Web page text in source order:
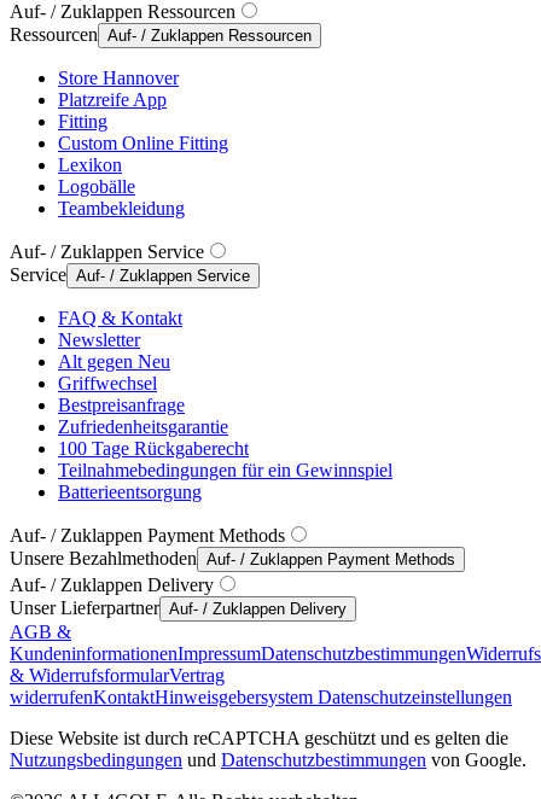
Auf- / Zuklappen Ressourcen
Ressourcen Auf- / Zuklappen Ressourcen
Store Hannover
Platzreife App
Fitting
Custom Online Fitting
Lexikon
Logobälle
Teambekleidung
Auf- / Zuklappen Service
Service Auf- / Zuklappen Service
FAQ & Kontakt
Newsletter
Alt gegen Neu
Griffwechsel
Bestpreisanfrage
Zufriedenheitsgarantie
100 Tage Rückgaberecht
Teilnahmebedingungen für ein Gewinnspiel
Batterieentsorgung
Auf- / Zuklappen Payment Methods
Unsere Bezahlmethoden Auf- / Zuklappen Payment Methods
Auf- / Zuklappen Delivery
Unser Lieferpartner Auf- / Zuklappen Delivery
AGB &
KundeninformationenImpressumDatenschutzbestimmungen
& WiderrufsformularVertrag
widerrufenKontaktHinweisgebersystem Datenschutzeinstellungen
Diese Website ist durch reCAPTCHA geschützt und es gelten die
Nutzungsbedingungen und Datenschutzbestimmungen von Google.